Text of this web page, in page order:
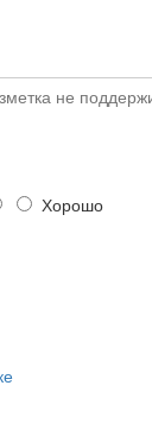
не
Хорошо